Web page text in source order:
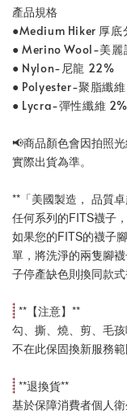
產品規格
●Medium Hiker 厚
● Merino Wool-美麗
● Nylon-尼龍 22%
● Polyester-聚脂纖
● Lycra-彈性纖維 2%
📢商品顏色會因拍照
實際出貨為準。
**「美國製造， 品質
任何系列的FITS襪子
如果您的FITS的襪子
單，將洗淨的兩隻腳
子停產缺色則換同款
**【注意】**
勾、撕、燒、剪、毛孩
不在此保固換新服務範
**退換貨**
基於保障消費者個人